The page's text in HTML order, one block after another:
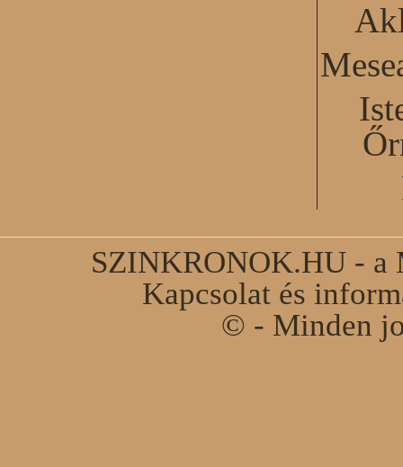
SZINKRONOK.HU - a
Kapcsolat és
© - Minden